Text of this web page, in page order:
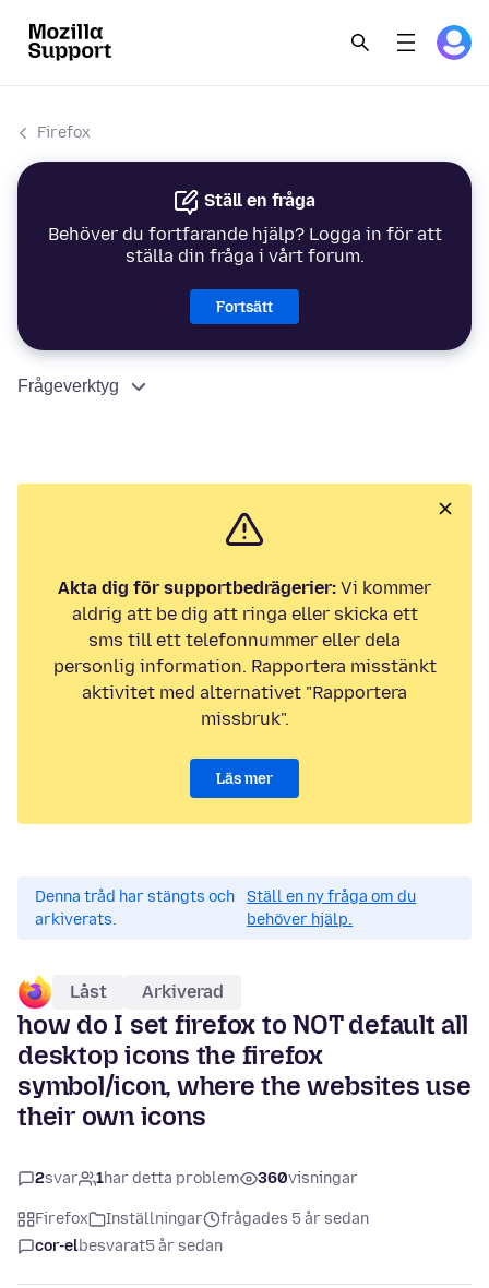
Firefox
Ställ en fråga
Behöver du fortfarande hjälp? Logga in för att
ställa din fråga i vårt forum.
Fortsätt
Frågeverktyg
Akta dig för supportbedrägerier: Vi kommer
aldrig att be dig att ringa eller skicka ett
sms till ett telefonnummer eller dela
personlig information. Rapportera misstänkt
aktivitet med alternativet "Rapportera
missbruk".
Läs mer
Denna tråd har stängts och
arkiverats.
Ställ en ny fråga om du
behöver hjälp.
Låst Arkiverad
how do I set firefox to NOT default all
desktop icons the firefox
symbol/icon, where the websites use
their own icons
2svar 1har detta problem 360visningar
Firefox Inställningar
frågades 5 år sedan
cor-elbesvarat5 år sedan